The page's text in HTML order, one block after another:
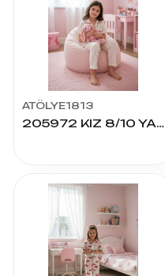
ATÖLYE1813
205972 KIZ 8/10 YAŞ K.KOL PİJAMA TAKIM